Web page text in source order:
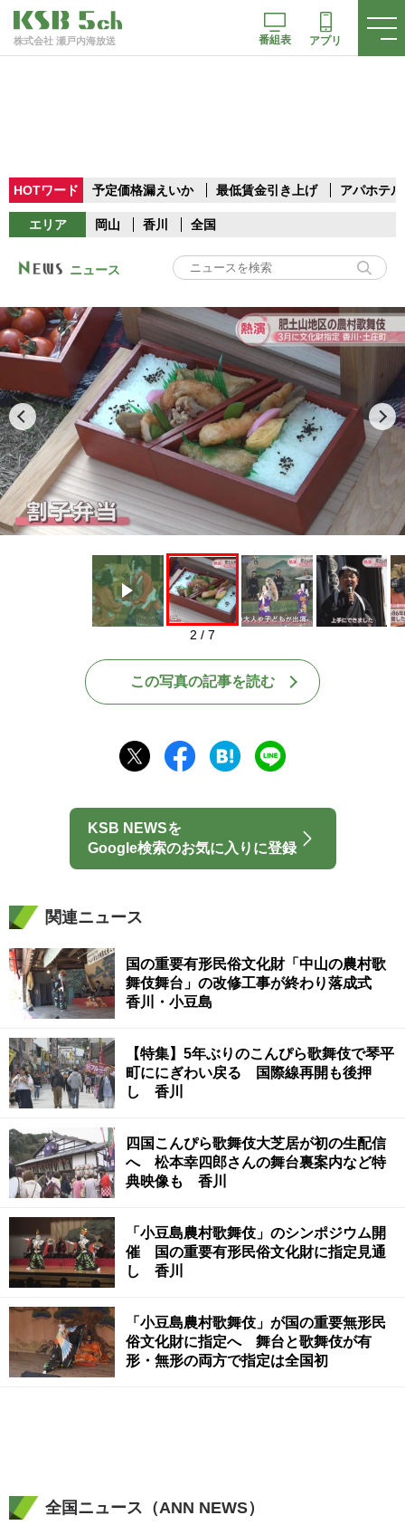
株式会社 瀬戸内海放送 番組表 アプリ
HOTワード 予定価格漏えいか 最低賃金引き上げ アパホテル
エリア 岡山 香川 全国
ニュース
Play
2 / 7
この写真の記事を読む
KSB NEWSを
Google検索のお気に入りに登録
関連ニュース
国の重要有形民俗文化財「中山の農村歌
舞伎舞台」の改修工事が終わり落成式
香川・小豆島
【特集】5年ぶりのこんぴら歌舞伎で琴平
町ににぎわい戻る 国際線再開も後押
し 香川
四国こんぴら歌舞伎大芝居が初の生配信
へ 松本幸四郎さんの舞台裏案内など特
典映像も 香川
「小豆島農村歌舞伎」のシンポジウム開
催 国の重要有形民俗文化財に指定見通
し 香川
「小豆島農村歌舞伎」が国の重要無形民
俗文化財に指定へ 舞台と歌舞伎が有
形・無形の両方で指定は全国初
全国ニュース（ANN NEWS）